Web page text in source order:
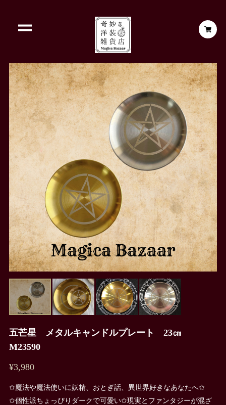
五芒星 メタルキャンドルプレート 23㎝
M23590
¥3,980
✩魔法や魔法使いに妖精、おとぎ話、異世界好きなあなたへ✩
✩個性派ちょっぴりダークで可愛い✩現実とファンタジーが混ざ